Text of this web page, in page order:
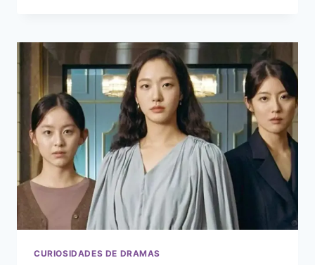
COREANO
HERMANAS
LITTLE
WOMEN
CURIOSIDADES DE DRAMAS